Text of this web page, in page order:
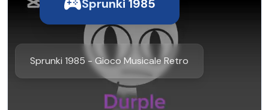
Sprunki 1985
Sprunki 1985 - Gioco Musicale Retro